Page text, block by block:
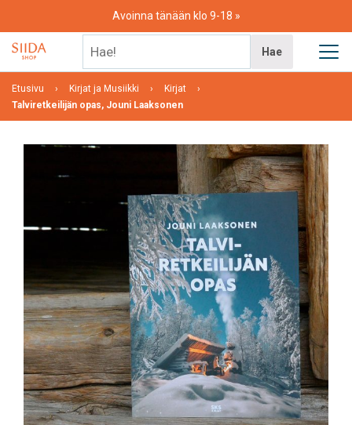
content
Avoinna tänään klo 9-18
Hae
Etusivu Kirjat ja Musiikki
Kirjat
Talviretkeilijän opas, Jouni Laaksonen